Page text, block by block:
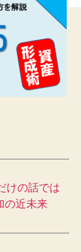
けの話では
の近未来